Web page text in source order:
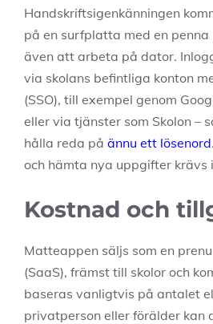
Handskriftsigenkänningen
på en surfplatta med en
även att arbeta på dator.
via skolans befintliga konton
(SSO), till exempel genom
eller via tjänster som Skolon –
hålla reda på ännu ett lösenord
och hämta nya uppgifter krävs
Kostnad och
Matteappen säljs som en
(SaaS), främst till skolor och
baseras vanligtvis på antalet
privatperson eller förälder kan